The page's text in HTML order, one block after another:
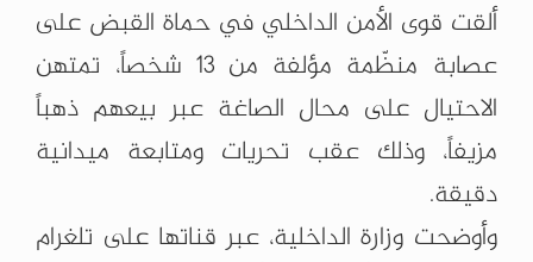
ألقت قوى الأمن الداخلي في حماة القبض على
عصابة منظّمة مؤلفة من 13 شخصاً، تمتهن
الاحتيال على محال الصاغة عبر بيعهم ذهباً
مزيفاً، وذلك عقب تحريات ومتابعة ميدانية
دقيقة.
وأوضحت وزارة الداخلية، عبر قناتها على تلغرام